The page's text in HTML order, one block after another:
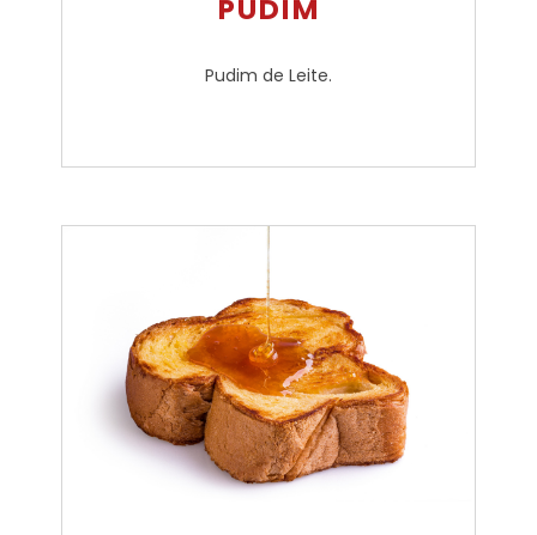
PUDIM
Pudim de Leite.